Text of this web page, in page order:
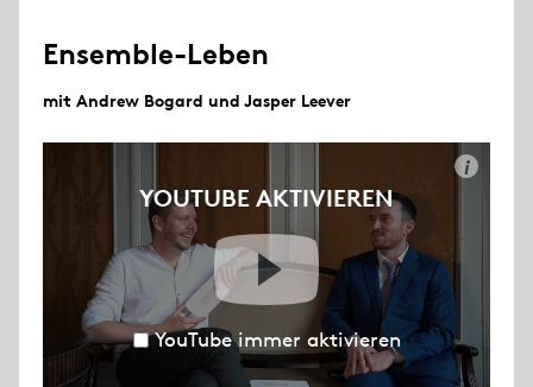
Ensemble-Leben
mit Andrew Bogard und Jasper Leever
YOUTUBE AKTIVIEREN
i
YouTube immer aktivieren